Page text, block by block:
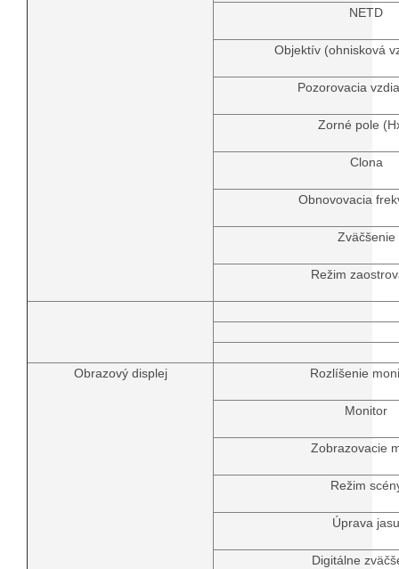
NETD
Objektív (ohnisková
Pozorovacia
Zorné pole
Clona
Obnovovacia
Zväčšenie
Režim
Obrazový displej Rozlíšenie
Monitor
Zobrazovacie
Režim
Úprava jasu
Digitálne